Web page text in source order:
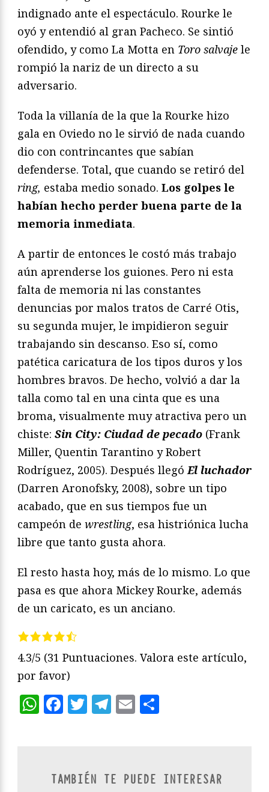
indignado ante el espectáculo. Rourke le
oyó y entendió al gran Pacheco. Se sintió
ofendido, y como La Motta en Toro salvaje le
rompió la nariz de un directo a su
adversario.
Toda la villanía de la que la Rourke hizo
gala en Oviedo no le sirvió de nada cuando
dio con contrincantes que sabían
defenderse. Total, que cuando se retiró del
ring, estaba medio sonado. Los golpes le
habían hecho perder buena parte de la
memoria inmediata.
A partir de entonces le costó más trabajo
aún aprenderse los guiones. Pero ni esta
falta de memoria ni las constantes
denuncias por malos tratos de Carré Otis,
su segunda mujer, le impidieron seguir
trabajando sin descanso. Eso sí, como
patética caricatura de los tipos duros y los
hombres bravos. De hecho, volvió a dar la
talla como tal en una cinta que es una
broma, visualmente muy atractiva pero un
chiste: Sin City: Ciudad de pecado (Frank
Miller, Quentin Tarantino y Robert
Rodríguez, 2005). Después llegóEl luchador
(Darren Aronofsky, 2008), sobre un tipo
acabado, que en sus tiempos fue un
campeón de wrestling, esa histriónica lucha
libre que tanto gusta ahora.
El resto hasta hoy, más de lo mismo. Lo que
pasa es que ahora Mickey Rourke, además
de un caricato, es un anciano.
4.3/5 (31 Puntuaciones. Valora este artículo,
por favor)
WhatsApp
Facebook
Twitter
Telegram
Email
TAMBIÉN TE PUEDE INTERESAR